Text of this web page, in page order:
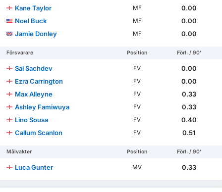
Kane Taylor
MF
0.00
Noel Buck
MF
0.00
Jamie Donley
MF 0.00
Försvarare Position Förl. / 90'
Sai Sachdev FV
0.00
Ezra Carrington
FV
0.00
Max Alleyne
FV
0.33
Ashley Famiwuya
FV
0.33
Lino Sousa
FV
0.40
Callum Scanlon
FV 0.51
Målvakter Position Förl. / 90'
Luca Gunter MV 0.33